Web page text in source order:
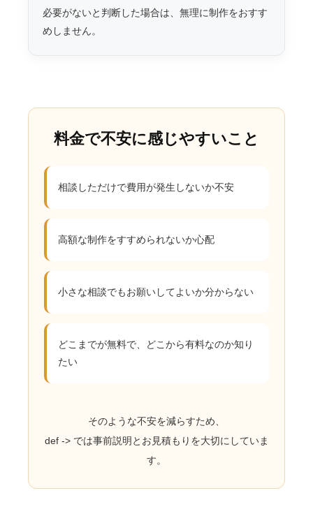
必要がないと判断した場合は、無理に制作をおすす
めしません。
料金で不安に感じやすいこと
相談しただけで費用が発生しないか不安
高額な制作をすすめられないか心配
小さな相談でもお願いしてよいか分からない
どこまでが無料で、どこから有料なのか知り
たい
そのような不安を減らすため、
def -> では事前説明とお見積もりを大切にしていま
す。